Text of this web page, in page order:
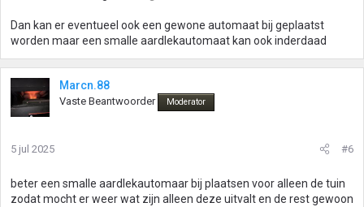
Dan kan er eventueel ook een gewone automaat bij geplaatst
worden maar een smalle aardlekautomaat kan ook inderdaad
Marcn.88
Vaste Beantwoorder Moderator
5 jul 2025 #6
beter een smalle aardlekautomaar bij plaatsen voor alleen de tuin
zodat mocht er weer wat zijn alleen deze uitvalt en de rest gewoon